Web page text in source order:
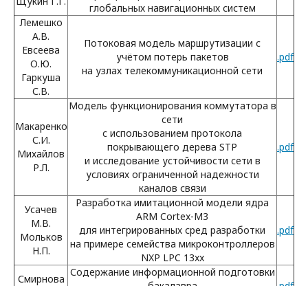
глобальных навигационных систем
Лемешко
А.В.
Евсеева
О.Ю.
Гаркуша
С.В.
Потоковая модель маршрутизации с
учётом потерь пакетов
на узлах телекоммуникационной сети
.pdf
Макаренко
С.И.
Михайлов
Р.Л.
Модель функционирования коммутатора в
сети
с использованием протокола
покрывающего дерева STP
и исследование устойчивости сети в
условиях ограниченной надежности
каналов связи
.pdf
Усачев
М.В.
Мольков
Н.П.
Разработка имитационной модели ядра
ARM Cortex-M3
для интегрированных сред разработки
на примере семейства микроконтроллеров
NXP LPC 13xx
.pdf
Смирнова
Содержание информационной подготовки